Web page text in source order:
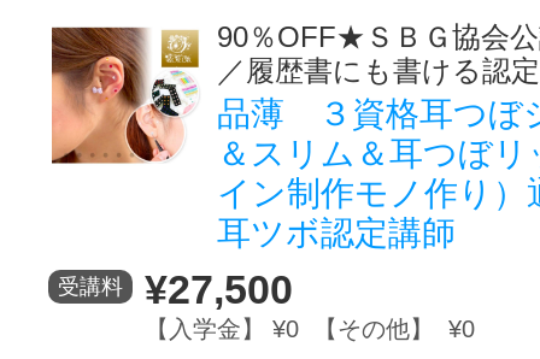
グッドスク
掲載のお問
サイトマッ
90％OFF★ＳＢＧ協会
／履歴書にも書ける認
品薄 ３資格耳つぼ
＆スリム＆耳つぼ
イン制作モノ作り
耳ツボ認定講師
受講料 ¥27,500
【入学金】 ¥0 【その他】 ¥0